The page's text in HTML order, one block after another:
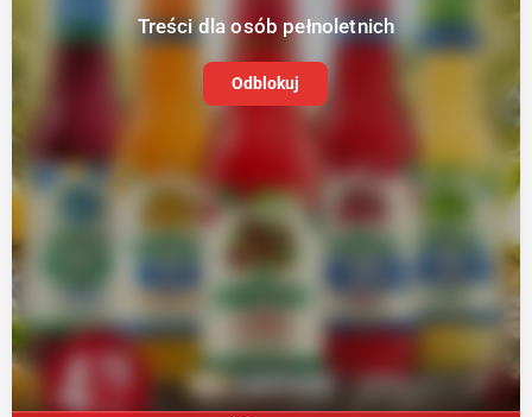
Treści dla osób pełnoletnich
Odblokuj